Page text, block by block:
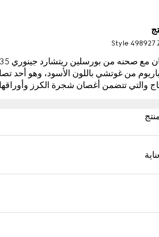
Style ‎498927
والتي تتضمن أغصان شجرة الكرز وأوراقها